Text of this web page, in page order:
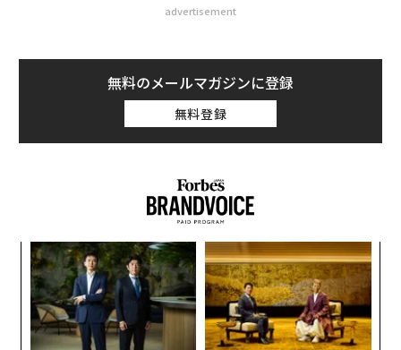
advertisement
無料のメールマガジンに登録
無料登録